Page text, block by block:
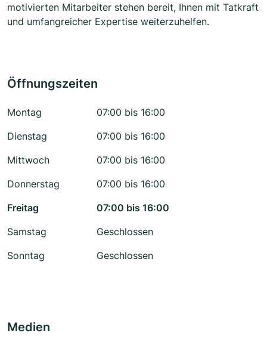
motivierten Mitarbeiter stehen bereit, Ihnen mit Tatkraft
und umfangreicher Expertise weiterzuhelfen.
Öffnungszeiten
Montag
07:00 bis 16:00
Dienstag
07:00 bis 16:00
Mittwoch
07:00 bis 16:00
Donnerstag
07:00 bis 16:00
Freitag
07:00 bis 16:00
Samstag
Geschlossen
Sonntag
Geschlossen
Medien